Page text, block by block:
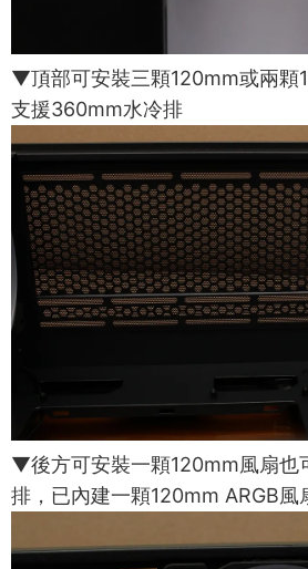
▼頂部可安裝三顆120mm或兩顆
支援360mm水冷排
▼後方可安裝一顆120mm風扇也
排，已內建一顆120mm ARGB風